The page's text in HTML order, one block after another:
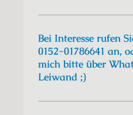
Bei Interesse rufen
0152-01786641 an,
mich bitte über
Leiwand ;)